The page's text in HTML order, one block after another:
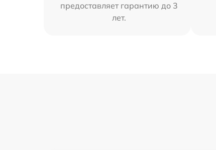
предоставляет гарантию до 3
лет.